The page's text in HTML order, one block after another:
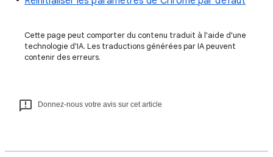
Cette page peut comporter du contenu traduit à l'aide d'une
technologie d'IA. Les traductions générées par IA peuvent
contenir des erreurs.
Donnez-nous votre avis sur cet article